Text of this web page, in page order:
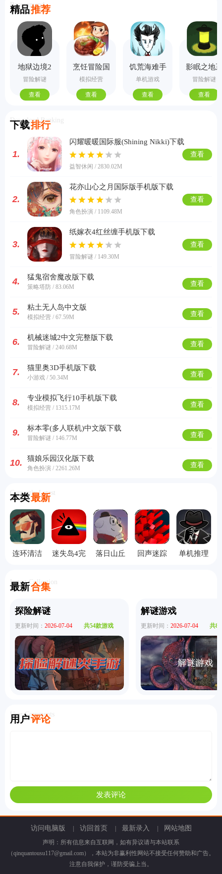
精品推荐
Recommend
地狱边境2
手机版
冒险解谜
查看
烹饪冒险国
际服
模拟经营
查看
饥荒海难手
机版
单机游戏
查看
影眠之地
式版
冒险解谜
查看
下载排行
Download Ranking
1.
闪耀暖暖国际服(Shining Nikki)下载
益智休闲 / 2830.02M
查看
2.
花亦山心之月国际版手机版下载
角色扮演 / 1109.48M
查看
3.
纸嫁衣4红丝缠手机版下载
冒险解谜 / 149.30M
查看
4. 猛鬼宿舍魔改版下载
策略塔防 / 83.06M 查看
5. 粘土无人岛中文版
模拟经营 / 67.59M 查看
6. 机械迷城2中文完整版下载
冒险解谜 / 240.68M 查看
7. 猫里奥3D手机版下载
小游戏 / 50.34M 查看
8. 专业模拟飞行10手机版下载
模拟经营 / 1315.17M 查看
9. 标本零(多人联机)中文版下载
冒险解谜 / 146.77M 查看
10. 猫娘乐园汉化版下载
角色扮演 / 2261.26M 查看
本类最新
Currently Latest
连环清洁
迷失岛4完
落日山丘
回声迷踪
单机推理
最新合集
Latest Collection
探险解谜
更新时间： 2026-07-04 共54款游戏
解谜游戏
更新时间： 2026-07-04 共
用户评论
User Comments
访问电脑版 | 访回首页 | 最新录入 | 网站地图
声明：所有信息来自互联网，如有异议请与本站联系
（qinquantousu117@gmail.com），本站为非赢利性网站不接受任何赞助和广告。
注意自我保护，谨防受骗上当。